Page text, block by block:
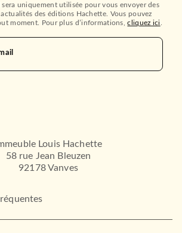
sera uniquement utilisée pour vous envoyer des
des éditions Hachette. Vous pouvez
moment. Pour plus d’informations,cliquez ici
Louis Hachette
58 rue Jean Bleuzen
92178 Vanves